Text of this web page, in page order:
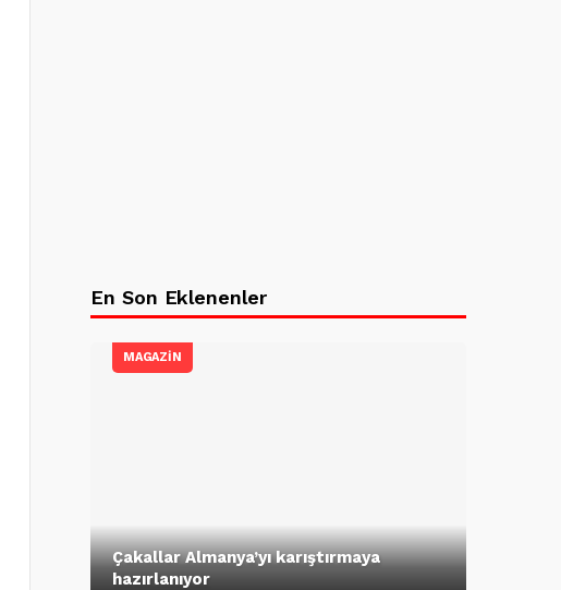
En Son Eklenenler
MAGAZİN
Çakallar Almanya’yı karıştırmaya
hazırlanıyor